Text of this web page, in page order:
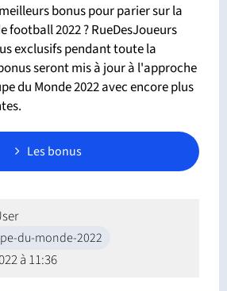
bonus pour parier sur la
football 2022 ? RueDesJoueurs
exclusifs pendant toute la
seront mis à jour à l'approche
du Monde 2022 avec encore plus
Les bonus
du-monde-2022
à 11:36